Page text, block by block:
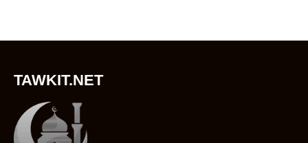
TAWKIT.NET